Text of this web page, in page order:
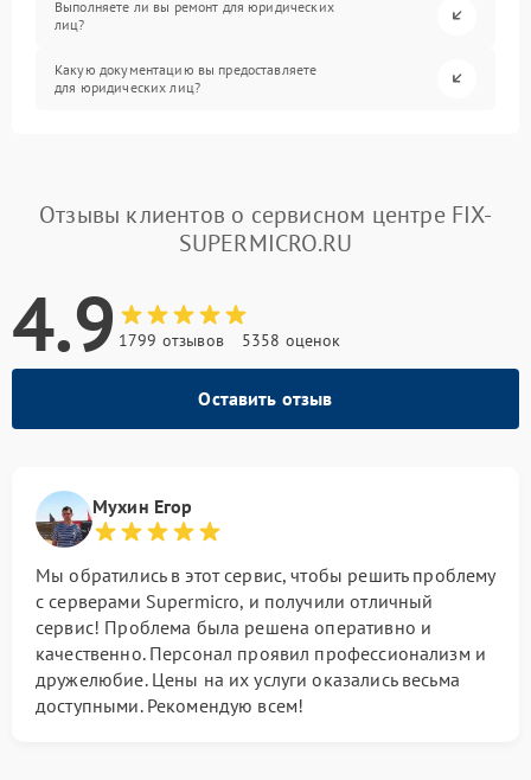
Выполняете ли вы ремонт для юридических
лиц?
Какую документацию вы предоставляете
для юридических лиц?
Отзывы клиентов о сервисном центре FIX-
SUPERMICRO.RU
4.9 1799 отзывов 5358 оценок
Оставить отзыв
Мухин Егор
Мы обратились в этот сервис, чтобы решить проблему
с серверами Supermicro, и получили отличный
сервис! Проблема была решена оперативно и
качественно. Персонал проявил профессионализм и
дружелюбие. Цены на их услуги оказались весьма
доступными. Рекомендую всем!